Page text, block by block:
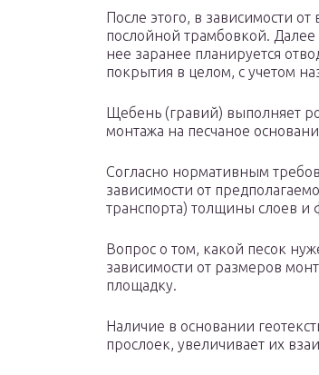
После этого, в зависимости
послойной трамбовкой.
нее заранее планируется
покрытия в целом, с учетом
Щебень (гравий) выполняет
монтажа на песчаное
Согласно нормативным
зависимости от
транспорта) толщины слоев
Вопрос о том, какой песок
зависимости от размеров
площадку.
Наличие в основании
прослоек, увеличивает их